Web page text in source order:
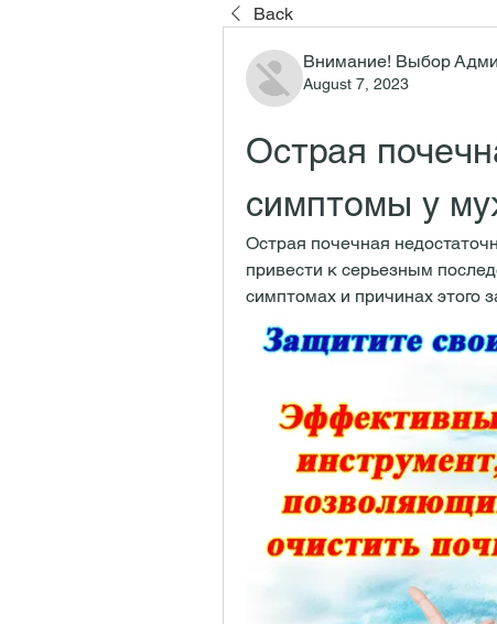
Back
Внимание! Выбор
August 7, 2023
Острая
симптомы у
Острая почечная
привести к серьезным
симптомах и причинах этого